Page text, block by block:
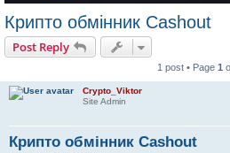
Крипто обмінник Cashout
Post Reply
1 post • Page 1
Crypto_Viktor
Site Admin
Крипто обмінник Cashout